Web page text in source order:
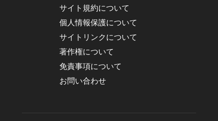
サイト規約について
個人情報保護について
サイトリンクについて
著作権について
免責事項について
お問い合わせ